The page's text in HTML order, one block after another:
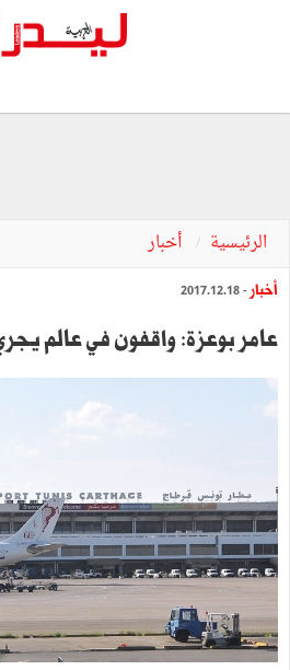
الرئيسية أخبار
أخبار - 2017.12.18
عامر بوعزة: واقفون في عالم